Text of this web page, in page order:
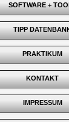
SOFTWARE +
TIPP
PRAKTIKUM
KONTAKT
IMPRESSUM